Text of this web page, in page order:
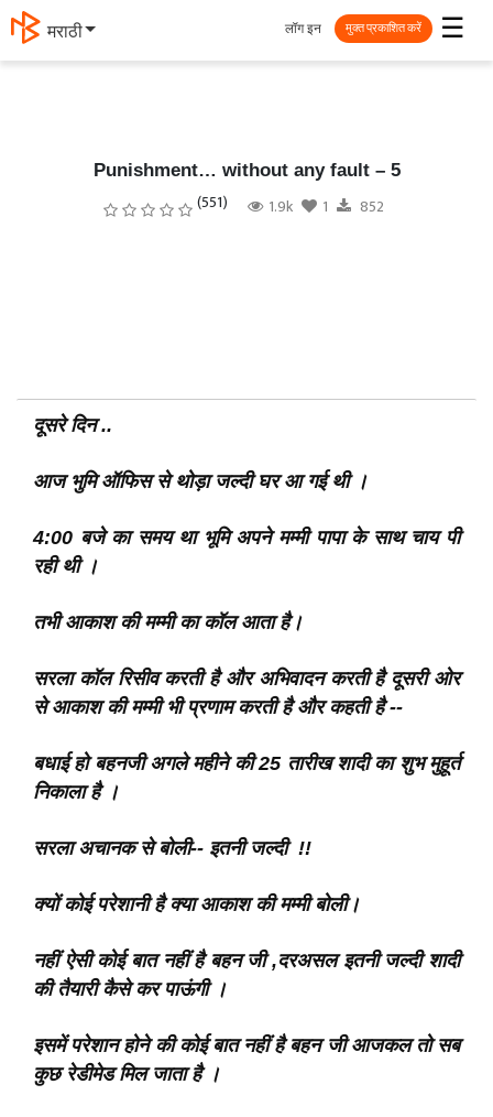
मराठी ☰
लॉग इन मुक्त प्रकाशित करें
Punishment… without any fault – 5
(551) 1.9k 1 852
दूसरे दिन ..
आज भुमि ऑफिस से थोड़ा जल्दी घर आ गई थी ।
4:00 बजे का समय था भूमि अपने मम्मी पापा के साथ चाय पी
रही थी ।
तभी आकाश की मम्मी का कॉल आता है।
सरला कॉल रिसीव करती है और अभिवादन करती है दूसरी ओर
से आकाश की मम्मी भी प्रणाम करती है और कहती है --
बधाई हो बहनजी अगले महीने की 25 तारीख शादी का शुभ मुहूर्त
निकाला है ।
सरला अचानक से बोली-- इतनी जल्दी !!
क्यों कोई परेशानी है क्या आकाश की मम्मी बोली।
नहीं ऐसी कोई बात नहीं है बहन जी ,दरअसल इतनी जल्दी शादी
की तैयारी कैसे कर पाऊंगी‌ ।
इसमें परेशान होने की कोई बात नहीं है बहन जी आजकल तो सब
कुछ रेडीमेड मिल जाता है ।